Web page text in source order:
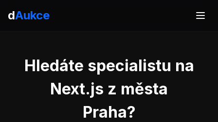
dAukce
Hledáte specialistu na
Next.js z města
Praha?